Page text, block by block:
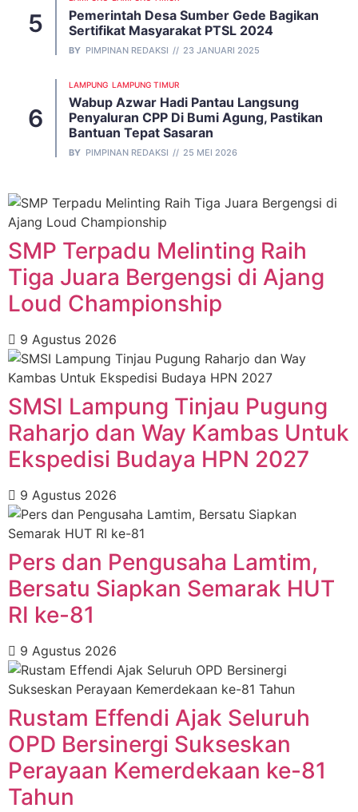
Pemerintah Desa Sumber Gede Bagikan
Sertifikat Masyarakat PTSL 2024
BY PIMPINAN REDAKSI 23 JANUARI 2025
LAMPUNG LAMPUNG TIMUR
Wabup Azwar Hadi Pantau Langsung
Penyaluran CPP Di Bumi Agung, Pastikan
Bantuan Tepat Sasaran
BY PIMPINAN REDAKSI 25 MEI 2026
SMP Terpadu Melinting Raih
Tiga Juara Bergengsi di Ajang
Loud Championship
9 Agustus 2026
SMSI Lampung Tinjau Pugung
Raharjo dan Way Kambas Untuk
Ekspedisi Budaya HPN 2027
9 Agustus 2026
Pers dan Pengusaha Lamtim,
Bersatu Siapkan Semarak HUT
RI ke-81
9 Agustus 2026
Rustam Effendi Ajak Seluruh
OPD Bersinergi Sukseskan
Perayaan Kemerdekaan ke-81
Tahun